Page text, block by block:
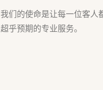
我们的使命是让每一位客人
超乎预期的专业服务。